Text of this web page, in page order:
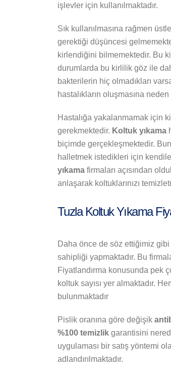
işlevler için kullanılmaktadır.
Sık kullanılmasına rağmen
gerektiği düşüncesi
kirlendiğini bilmemektedir. Bu
durumlarda bu kirlilik göz ile
bakterilerin hiç olmadıkları
hastalıkların oluşmasına
Hastalığa yakalanmamak için
gerekmektedir. Koltuk yıkama
biçimde gerçekleşmektedir.
halletmek istedikleri için
yıkama firmaları açısından
anlaşarak koltuklarınızı
Tuzla Koltuk Yıkama
Daha önce de söz ettiğimiz gibi
sahipliği yapmaktadır. Bu
Fiyatlandırma konusunda pek
koltuk sayısı yer almaktadır.
bulunmaktadır
Pislik oranına göre değişik
%100 temizlik garantisini
uygulaması bir satış yöntemi
adlandırılmaktadır.